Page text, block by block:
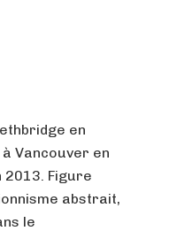
en
Vancouver en
2013. Figure
abstrait,
le